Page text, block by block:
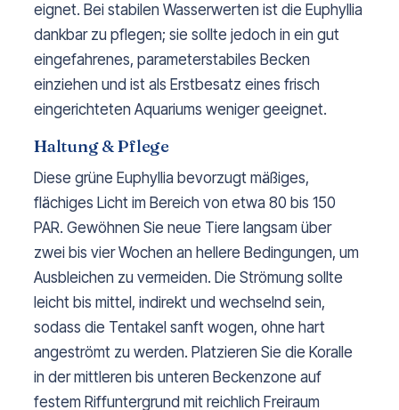
eignet. Bei stabilen Wasserwerten ist die Euphyllia
dankbar zu pflegen; sie sollte jedoch in ein gut
eingefahrenes, parameterstabiles Becken
einziehen und ist als Erstbesatz eines frisch
eingerichteten Aquariums weniger geeignet.
Haltung & Pflege
Diese grüne Euphyllia bevorzugt mäßiges,
flächiges Licht im Bereich von etwa 80 bis 150
PAR. Gewöhnen Sie neue Tiere langsam über
zwei bis vier Wochen an hellere Bedingungen, um
Ausbleichen zu vermeiden. Die Strömung sollte
leicht bis mittel, indirekt und wechselnd sein,
sodass die Tentakel sanft wogen, ohne hart
angeströmt zu werden. Platzieren Sie die Koralle
in der mittleren bis unteren Beckenzone auf
festem Riffuntergrund mit reichlich Freiraum